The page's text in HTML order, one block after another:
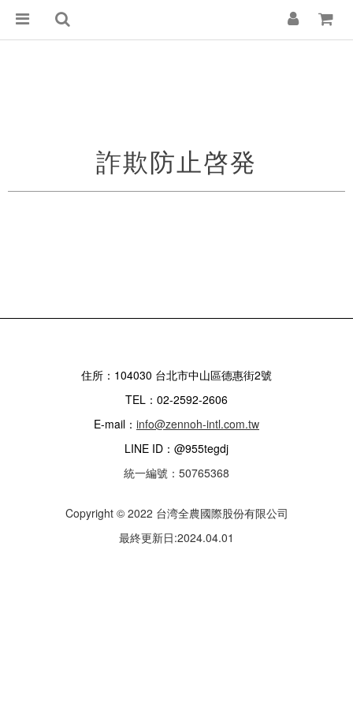
詐欺防止啓発
住所：104030 台北市中山區德惠街2號
TEL：02-2592-2606
E-mail： info@zennoh-intl.com.tw
LINE ID：@955tegdj
統一編號：50765368
Copyright © 2022 台湾全農國際股份有限公司
最終更新日:2024.04.01